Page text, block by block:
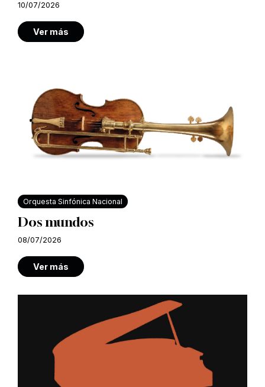
10/07/2026
Ver más
Orquesta Sinfónica Nacional
Dos mundos
08/07/2026
Ver más